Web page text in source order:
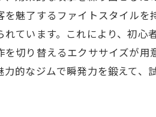
魅了するファイトスタイル
ています。これにより、初
切り替えるエクササイズが
的なジムで瞬発力を鍛えて